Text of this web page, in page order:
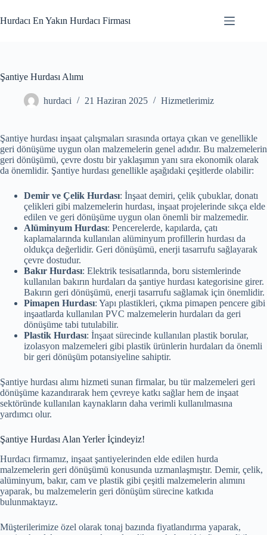
to
content
Hurdacı En Yakın Hurdacı Firması
Şantiye Hurdası Alımı
hurdaci 21 Haziran 2025 Hizmetlerimiz
Şantiye hurdası inşaat çalışmaları sırasında ortaya çıkan ve genellikle
geri dönüşüme uygun olan malzemelerin genel adıdır. Bu malzemelerin
geri dönüşümü, çevre dostu bir yaklaşımın yanı sıra ekonomik olarak
da önemlidir. Şantiye hurdası genellikle aşağıdaki çeşitlerde olabilir:
Demir ve Çelik Hurdası: İnşaat demiri, çelik çubuklar, donatı
çelikleri gibi malzemelerin hurdası, inşaat projelerinde sıkça elde
edilen ve geri dönüşüme uygun olan önemli bir malzemedir.
Alüminyum Hurdası: Pencerelerde, kapılarda, çatı
kaplamalarında kullanılan alüminyum profillerin hurdası da
oldukça değerlidir. Geri dönüşümü, enerji tasarrufu sağlayarak
çevre dostudur.
Bakır Hurdası: Elektrik tesisatlarında, boru sistemlerinde
kullanılan bakırın hurdaları da şantiye hurdası kategorisine girer.
Bakırın geri dönüşümü, enerji tasarrufu sağlamak için önemlidir.
Pimapen Hurdası: Yapı plastikleri, çıkma pimapen pencere gibi
inşaatlarda kullanılan PVC malzemelerin hurdaları da geri
dönüşüme tabi tutulabilir.
Plastik Hurdası: İnşaat sürecinde kullanılan plastik borular,
izolasyon malzemeleri gibi plastik ürünlerin hurdaları da önemli
bir geri dönüşüm potansiyeline sahiptir.
Şantiye hurdası alımı hizmeti sunan firmalar, bu tür malzemeleri geri
dönüşüme kazandırarak hem çevreye katkı sağlar hem de inşaat
sektöründe kullanılan kaynakların daha verimli kullanılmasına
yardımcı olur.
Şantiye Hurdası Alan Yerler İçindeyiz!
Hurdacı firmamız, inşaat şantiyelerinden elde edilen hurda
malzemelerin geri dönüşümü konusunda uzmanlaşmıştır. Demir, çelik,
alüminyum, bakır, cam ve plastik gibi çeşitli malzemelerin alımını
yaparak, bu malzemelerin geri dönüşüm sürecine katkıda
bulunmaktayız.
Müşterilerimize özel olarak tonaj bazında fiyatlandırma yaparak,